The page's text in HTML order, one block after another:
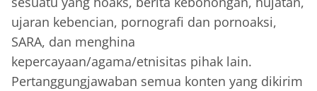
ujaran kebencian, pornografi dan pornoaksi,
SARA, dan menghina
kepercayaan/agama/etnisitas pihak lain.
Pertanggungjawaban semua konten yang dikirim